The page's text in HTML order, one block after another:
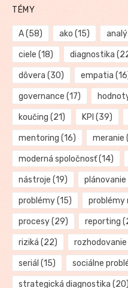
TÉMY
A(58) ako (15)
ciele (18) diagnostika
dôvera (30) empatia
governance (17)
koučing (21) KPI (39)
mentoring (16) meranie
moderná spoločnosť(14)
nástroje (19) plánovanie
problémy(15) problémy
procesy(29) reporting
riziká (22) rozhodovanie
seriál (15) sociálne
strategická diagnostika (20)